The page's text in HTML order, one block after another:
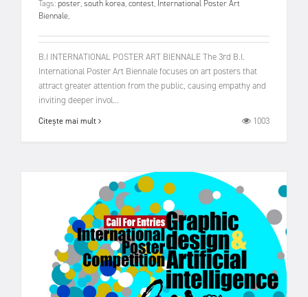
Tags:poster,south korea,contest, International Poster Art
Biennale,
B.I INTERNATIONAL POSTER ART BIENNALE The 3rd B.I.
International Poster Art Biennale focuses on art posters that
attract greater attention from the public, causing empathy and
inviting deeper invol...
Citește mai mult 1003